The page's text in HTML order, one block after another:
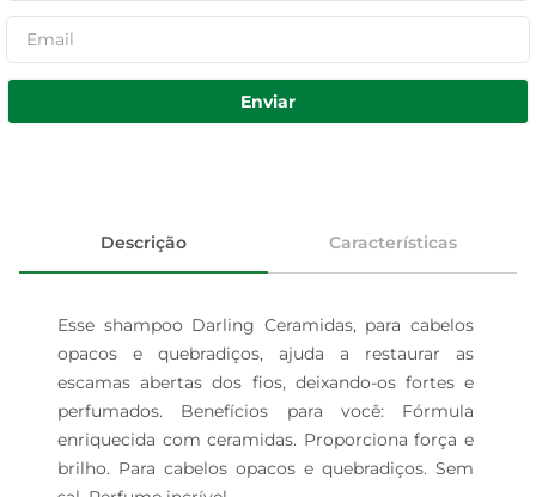
Enviar
Descrição Características
Esse shampoo Darling Ceramidas, para cabelos
opacos e quebradiços, ajuda a restaurar as
escamas abertas dos fios, deixando-os fortes e
perfumados. Benefícios para você: Fórmula
enriquecida com ceramidas. Proporciona força e
brilho. Para cabelos opacos e quebradiços. Sem